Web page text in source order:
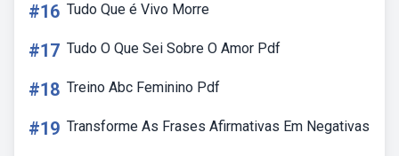
#16 Tudo Que é Vivo Morre
#17 Tudo O Que Sei Sobre O Amor Pdf
#18 Treino Abc Feminino Pdf
#19 Transforme As Frases Afirmativas Em Negativas